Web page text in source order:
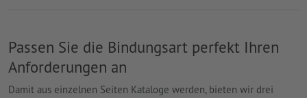
Passen Sie die Bindungsart perfekt Ihren
Anforderungen an
Damit aus einzelnen Seiten Kataloge werden, bieten wir drei